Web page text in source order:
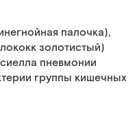
палочка),
золотистый)
пневмонии
группы кишечных